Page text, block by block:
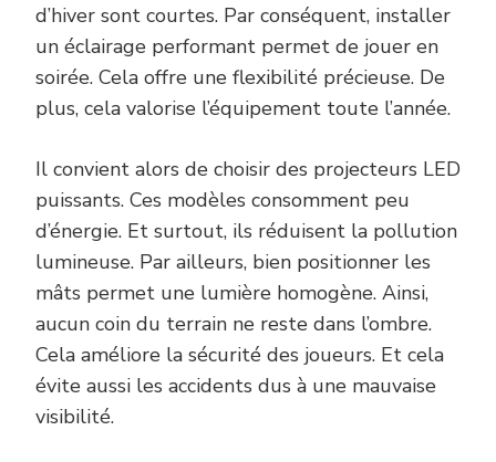
d’hiver sont courtes. Par conséquent, installer
un éclairage performant permet de jouer en
soirée. Cela offre une flexibilité précieuse. De
plus, cela valorise l’équipement toute l’année.
Il convient alors de choisir des projecteurs LED
puissants. Ces modèles consomment peu
d’énergie. Et surtout, ils réduisent la pollution
lumineuse. Par ailleurs, bien positionner les
mâts permet une lumière homogène. Ainsi,
aucun coin du terrain ne reste dans l’ombre.
Cela améliore la sécurité des joueurs. Et cela
évite aussi les accidents dus à une mauvaise
visibilité.